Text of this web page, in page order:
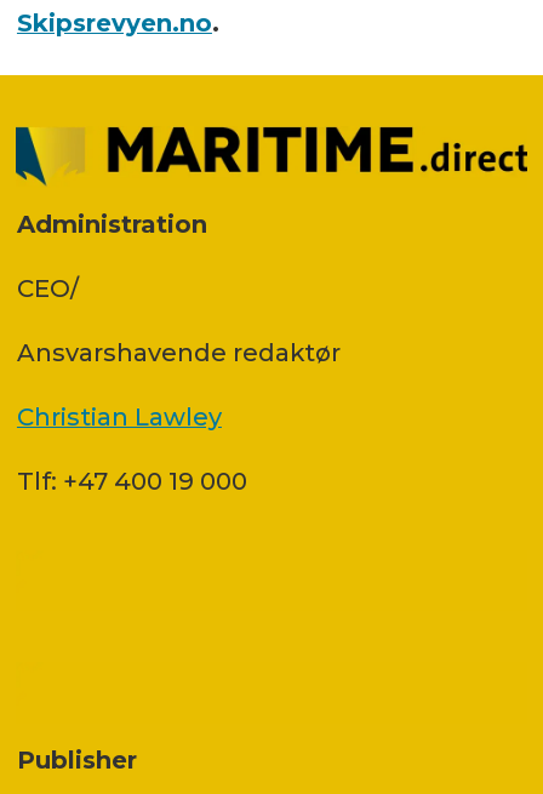
Skipsrevyen.no.
Administration
CEO/
Ansvars­havende redaktør
Christian Lawley
Tlf: +47 400 19 000
Publisher